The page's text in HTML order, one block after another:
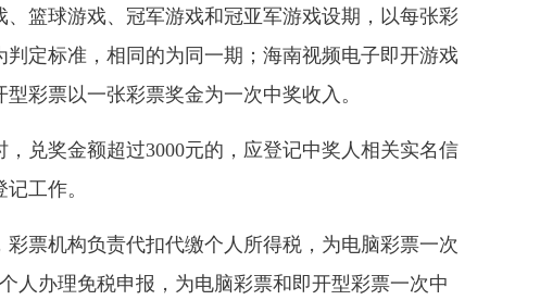
篮球游戏、冠军游戏和冠亚军游戏设期，以每张彩
定标准，相同的为同一期；海南视频电子即开游戏
彩票以一张彩票奖金为一次中奖收入。
兑奖金额超过3000元的，应登记中奖人相关实名信
工作。
票机构负责代扣代缴个人所得税，为电脑彩票一次
人办理免税申报，为电脑彩票和即开型彩票一次中